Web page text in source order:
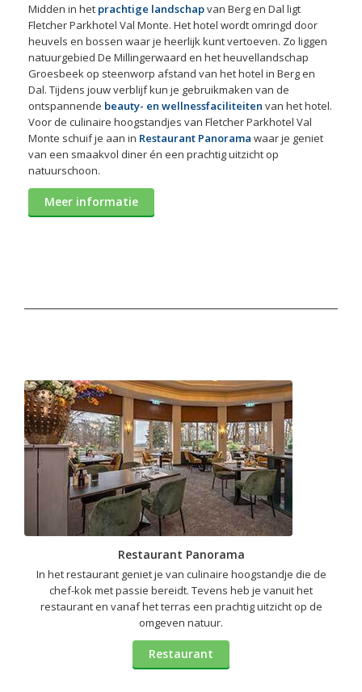
Midden in het prachtige landschapvan Berg en Dal ligt
Fletcher Parkhotel Val Monte. Het hotel wordt omringd door
heuvels en bossen waar je heerlijk kunt vertoeven. Zo liggen
natuurgebied De Millingerwaard en het heuvellandschap
Groesbeek op steenworp afstand van het hotel in Berg en
Dal. Tijdens jouw verblijf kun je gebruikmaken van de
ontspannende beauty- en wellnessfaciliteiten van het hotel.
Voor de culinaire hoogstandjes van Fletcher Parkhotel Val
Monte schuif je aan in Restaurant Panorama waar je geniet
van een smaakvol diner én een prachtig uitzicht op
natuurschoon.
Meer informatie
Restaurant Panorama
In het restaurant geniet je van culinaire hoogstandje die de
chef-kok met passie bereidt. Tevens heb je vanuit het
restaurant en vanaf het terras een prachtig uitzicht op de
omgeven natuur.
Restaurant